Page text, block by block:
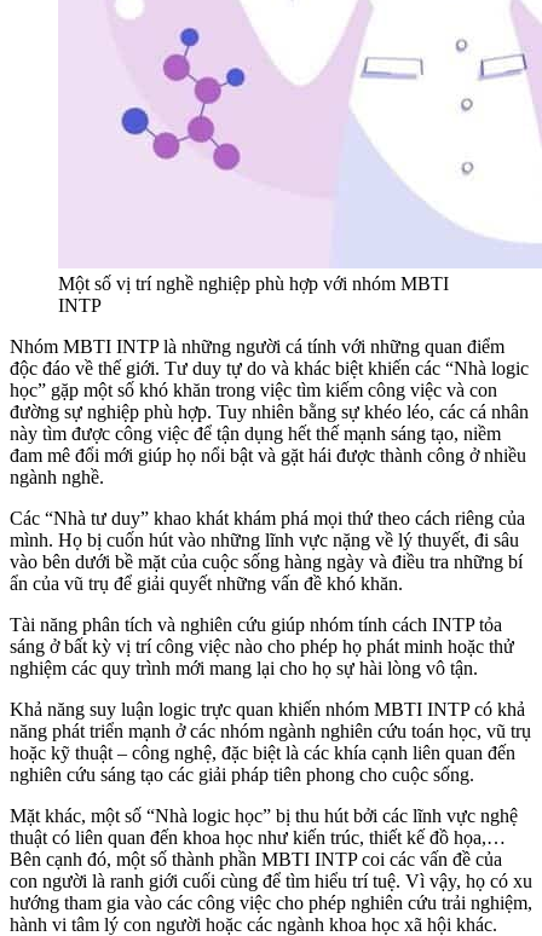
Một số vị trí nghề nghiệp phù hợp với nhóm MBTI
INTP
Nhóm MBTI INTP là những người cá tính với những quan điểm
độc đáo về thế giới. Tư duy tự do và khác biệt khiến các “Nhà logic
học” gặp một số khó khăn trong việc tìm kiếm công việc và con
đường sự nghiệp phù hợp. Tuy nhiên bằng sự khéo léo, các cá nhân
này tìm được công việc để tận dụng hết thế mạnh sáng tạo, niềm
đam mê đổi mới giúp họ nổi bật và gặt hái được thành công ở nhiều
ngành nghề.
Các “Nhà tư duy” khao khát khám phá mọi thứ theo cách riêng của
mình. Họ bị cuốn hút vào những lĩnh vực nặng về lý thuyết, đi sâu
vào bên dưới bề mặt của cuộc sống hàng ngày và điều tra những bí
ẩn của vũ trụ để giải quyết những vấn đề khó khăn.
Tài năng phân tích và nghiên cứu giúp nhóm tính cách INTP tỏa
sáng ở bất kỳ vị trí công việc nào cho phép họ phát minh hoặc thử
nghiệm các quy trình mới mang lại cho họ sự hài lòng vô tận.
Khả năng suy luận logic trực quan khiến nhóm MBTI INTP có khả
năng phát triển mạnh ở các nhóm ngành nghiên cứu toán học, vũ trụ
hoặc kỹ thuật – công nghệ, đặc biệt là các khía cạnh liên quan đến
nghiên cứu sáng tạo các giải pháp tiên phong cho cuộc sống.
Mặt khác, một số “Nhà logic học” bị thu hút bởi các lĩnh vực nghệ
thuật có liên quan đến khoa học như kiến ​​trúc, thiết kế đồ họa,…
Bên cạnh đó, một số thành phần MBTI INTP coi các vấn đề của
con người là ranh giới cuối cùng để tìm hiểu trí tuệ. Vì vậy, họ có xu
hướng tham gia vào các công việc cho phép nghiên cứu trải nghiệm,
hành vi tâm lý con người hoặc các ngành khoa học xã hội khác.